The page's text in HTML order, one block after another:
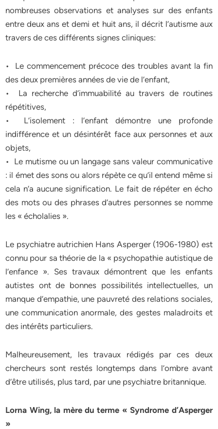
nombreuses observations et analyses sur des enfants
entre deux ans et demi et huit ans, il décrit l’autisme aux
travers de ces différents signes cliniques:
• Le commencement précoce des troubles avant la fin
des deux premières années de vie de l’enfant,
• La recherche d’immuabilité au travers de routines
répétitives,
• L’isolement : l’enfant démontre une profonde
indifférence et un désintérêt face aux personnes et aux
objets,
• Le mutisme ou un langage sans valeur communicative
: il émet des sons ou alors répète ce qu’il entend même si
cela n’a aucune signification. Le fait de répéter en écho
des mots ou des phrases d’autres personnes se nomme
les « écholalies ».
Le psychiatre autrichien Hans Asperger (1906-1980) est
connu pour sa théorie de la « psychopathie autistique de
l’enfance ». Ses travaux démontrent que les enfants
autistes ont de bonnes possibilités intellectuelles, un
manque d’empathie, une pauvreté des relations sociales,
une communication anormale, des gestes maladroits et
des intérêts particuliers.
Malheureusement, les travaux rédigés par ces deux
chercheurs sont restés longtemps dans l’ombre avant
d’être utilisés, plus tard, par une psychiatre britannique.
Lorna Wing, la mère du terme « Syndrome d’Asperger
»